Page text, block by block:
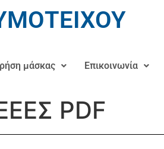
μάσκας Επικοινωνία
PDF